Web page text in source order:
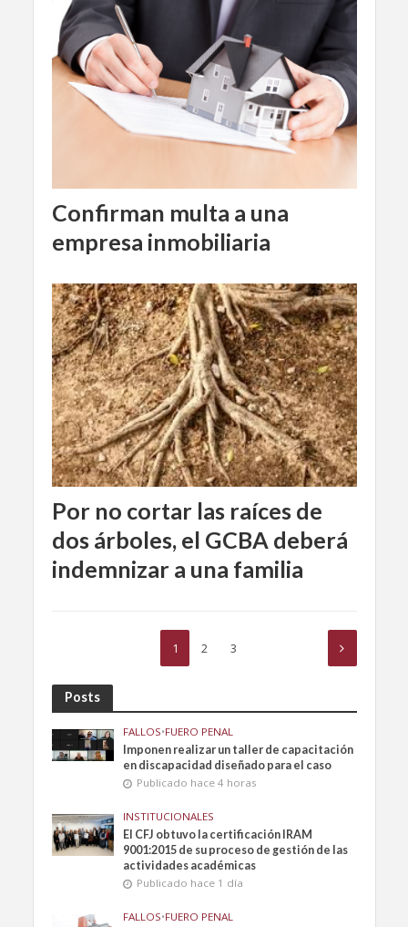
Confirman multa a una
empresa inmobiliaria
Por no cortar las raíces de
dos árboles, el GCBA deberá
indemnizar a una familia
1 2 3
Posts
FALLOS•FUERO PENAL
Imponen realizar un taller de capacitación
en discapacidad diseñado para el caso
Publicado hace 4 horas
INSTITUCIONALES
El CFJ obtuvo la certificación IRAM
9001:2015 de su proceso de gestión de las
actividades académicas
Publicado hace 1 día
FALLOS•FUERO PENAL